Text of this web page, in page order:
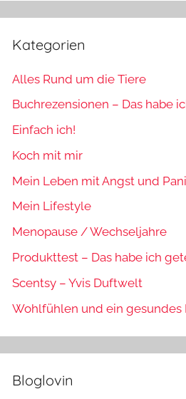
Kategorien
Alles Rund um die Tiere
Buchrezensionen – Das habe
Einfach ich!
Koch mit mir
Mein Leben mit Angst und
Mein Lifestyle
Menopause / Wechseljahre
Produkttest – Das habe ich
Scentsy – Yvis Duftwelt
Wohlfühlen und ein gesundes
Bloglovin